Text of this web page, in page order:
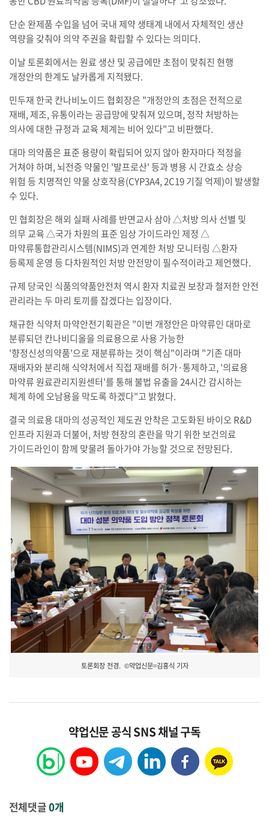
단순 완제품 수입을 넘어 국내 제약 생태계 내에서 자체적인 생산
역량을 갖춰야 의약 주권을 확립할 수 있다는 의미다.
이날 토론회에서는 원료 생산 및 공급에만 초점이 맞춰진 현행
개정안의 한계도 날카롭게 지적됐다.
민두재 한국 칸나비노이드 협회장은 "개정안의 초점은 전적으로
재배, 제조, 유통이라는 공급망에 맞춰져 있으며, 정작 처방하는
의사에 대한 규정과 교육 체계는 비어 있다"고 비판했다.
대마 의약품은 표준 용량이 확립되어 있지 않아 환자마다 적정을
거쳐야 하며, 뇌전증 약물인 '발프로산' 등과 병용 시 간효소 상승
위험 등 치명적인 약물 상호작용(CYP3A4, 2C19 기질 억제)이 발생할
수 있다.
민 협회장은 해외 실패 사례를 반면교사 삼아 △처방 의사 선별 및
의무 교육 △국가 차원의 표준 임상 가이드라인 제정 △
마약류통합관리시스템(NIMS)과 연계한 처방 모니터링 △환자
등록제 운영 등 다차원적인 처방 안전망이 필수적이라고 제언했다.
규제 당국인 식품의약품안전처 역시 환자 치료권 보장과 철저한 안전
관리라는 두 마리 토끼를 잡겠다는 입장이다.
채규한 식약처 마약안전기획관은 "이번 개정안은 마약류인 대마로
분류되던 칸나비디올을 의료용으로 사용 가능한
'향정신성의약품'으로 재분류하는 것이 핵심"이라며 "기존 대마
재배자와 분리해 식약처에서 직접 재배를 허가·통제하고, '의료용
마약류 원료관리지원센터'를 통해 불법 유출을 24시간 감시하는
체계 하에 오남용을 막도록 하겠다"고 밝혔다.
결국 의료용 대마의 성공적인 제도권 안착은 고도화된 바이오 R&D
인프라 지원과 더불어, 처방 현장의 혼란을 막기 위한 보건의료
가이드라인이 함께 맞물려 돌아가야 가능할 것으로 전망된다.
토론회장 전경. ©약업신문=김홍식 기자
약업신문 공식 SNS 채널 구독
전체댓글0개